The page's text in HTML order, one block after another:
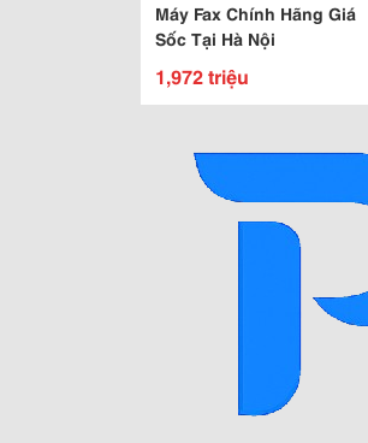
Máy Fax Chính Hãng Giá
Sốc Tại Hà Nội
1,972 triệu